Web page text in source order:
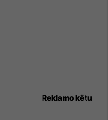
Reklamo këtu